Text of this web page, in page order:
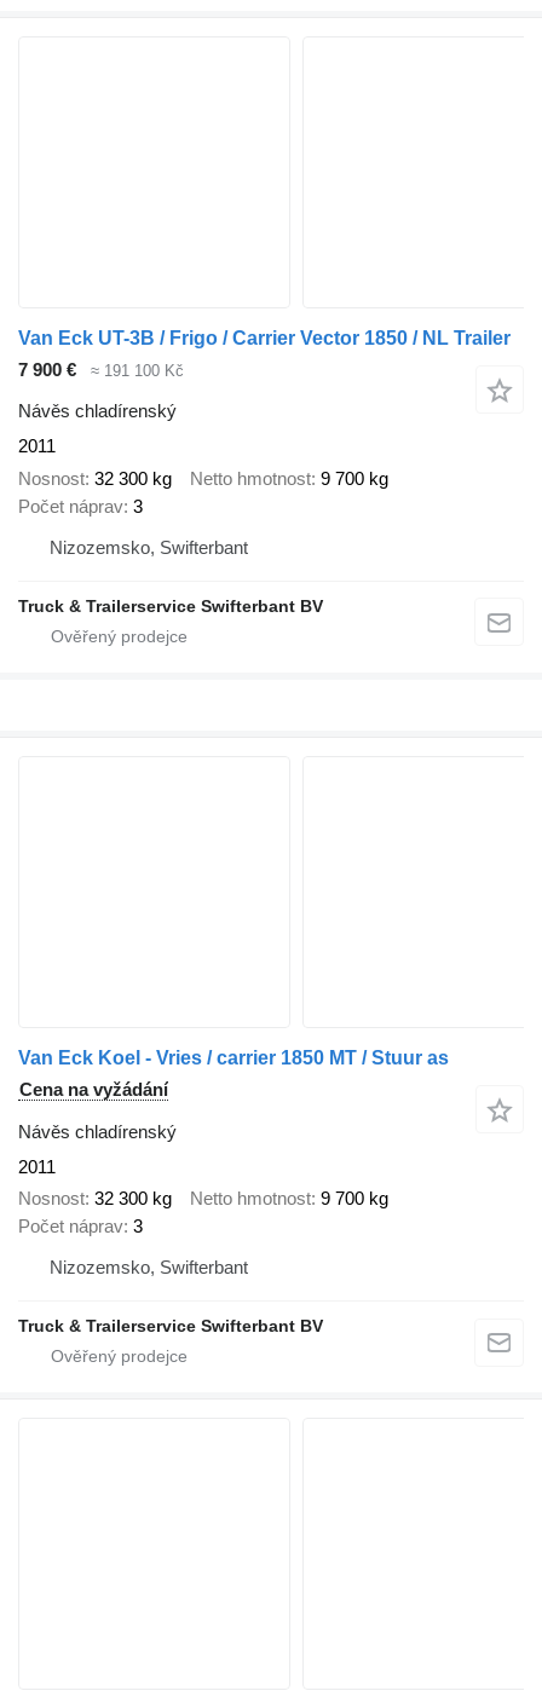
Van Eck UT-3B / Frigo / Carrier Vector 1850 / NL Trailer
7 900 €
≈ 191 100 Kč
Návěs chladírenský
2011
Nosnost 32 300 kg Netto hmotnost 9 700 kg
Počet náprav 3
Nizozemsko, Swifterbant
Truck & Trailerservice Swifterbant BV
Van Eck Koel - Vries / carrier 1850 MT / Stuur as
Cena na vyžádání
Návěs chladírenský
2011
Nosnost 32 300 kg Netto hmotnost 9 700 kg
Počet náprav 3
Nizozemsko, Swifterbant
Truck & Trailerservice Swifterbant BV